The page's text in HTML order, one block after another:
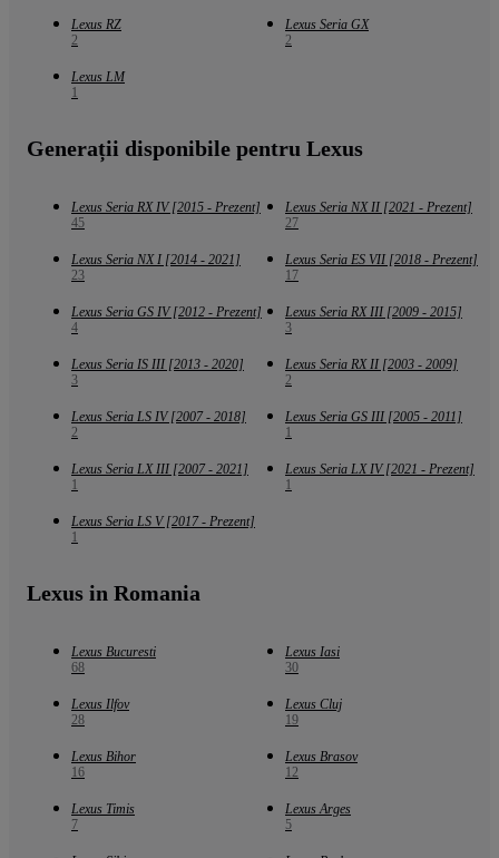
Lexus RZ
2
Lexus Seria GX
2
Lexus LM
1
Generații disponibile pentru Lexus
Lexus Seria RX IV [2015 - Prezent]
45
Lexus Seria NX II [2021 - Prezent]
27
Lexus Seria NX I [2014 - 2021]
23
Lexus Seria ES VII [2018 - Prezent]
17
Lexus Seria GS IV [2012 - Prezent]
4
Lexus Seria RX III [2009 - 2015]
3
Lexus Seria IS III [2013 - 2020]
3
Lexus Seria RX II [2003 - 2009]
2
Lexus Seria LS IV [2007 - 2018]
2
Lexus Seria GS III [2005 - 2011]
1
Lexus Seria LX III [2007 - 2021]
1
Lexus Seria LX IV [2021 - Prezent]
1
Lexus Seria LS V [2017 - Prezent]
1
Lexus in Romania
Lexus Bucuresti
68
Lexus Iasi
30
Lexus Ilfov
28
Lexus Cluj
19
Lexus Bihor
16
Lexus Brasov
12
Lexus Timis
7
Lexus Arges
5